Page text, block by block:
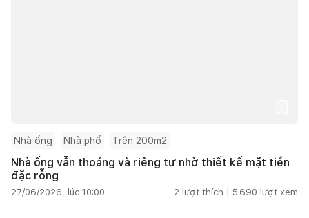
Nhà ống Nhà phố Trên 200m2
Nhà ống vẫn thoáng và riêng tư nhờ thiết kế mặt tiền
đặc rỗng
27/06/2026, lúc 10:00 2 lượt thích | 5.690 lượt xem